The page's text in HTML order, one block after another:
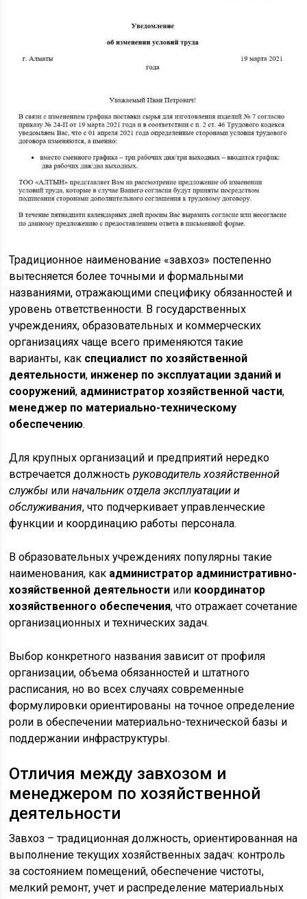
Традиционное наименование «завхоз» постепенно
вытесняется более точными и формальными
названиями, отражающими специфику обязанностей и
уровень ответственности. В государственных
учреждениях, образовательных и коммерческих
организациях чаще всего применяются такие
варианты, как специалист по хозяйственной
деятельности, инженер по эксплуатации зданий и
сооружений, администратор хозяйственной части,
менеджер по материально-техническому
обеспечению.
Для крупных организаций и предприятий нередко
встречается должностьруководитель хозяйственной
службы илиначальник отдела эксплуатации и
обслуживания, что подчеркивает управленческие
функции и координацию работы персонала.
В образовательных учреждениях популярны такие
наименования, как администратор административно-
хозяйственной деятельности или координатор
хозяйственного обеспечения, что отражает сочетание
организационных и технических задач.
Выбор конкретного названия зависит от профиля
организации, объема обязанностей и штатного
расписания, но во всех случаях современные
формулировки ориентированы на точное определение
роли в обеспечении материально-технической базы и
поддержании инфраструктуры.
Отличия между завхозом и
менеджером по хозяйственной
деятельности
Завхоз – традиционная должность, ориентированная на
выполнение текущих хозяйственных задач: контроль
за состоянием помещений, обеспечение чистоты,
мелкий ремонт, учет и распределение материальных